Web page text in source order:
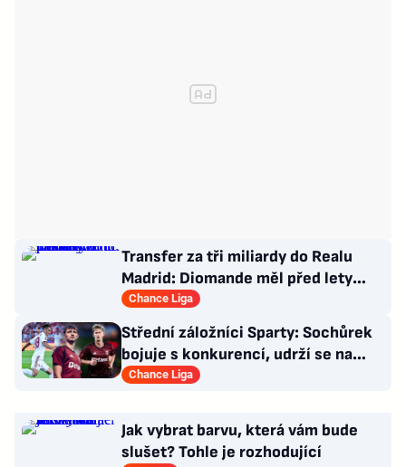
Transfer za tři miliardy do Realu
Madrid: Diomande měl před lety
působit v Česku!
Chance Liga
Střední záložníci Sparty: Sochůrek
bojuje s konkurencí, udrží se na
Letné Hollý?
Chance Liga
Jak vybrat barvu, která vám bude
slušet? Tohle je rozhodující